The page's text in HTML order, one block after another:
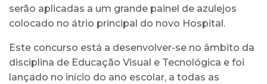
serão aplicadas a um grande painel de azulejos
colocado no átrio principal do novo Hospital.
Este concurso está a desenvolver-se no âmbito da
disciplina de Educação Visual e Tecnológica e foi
lançado no início do ano escolar, a todas as